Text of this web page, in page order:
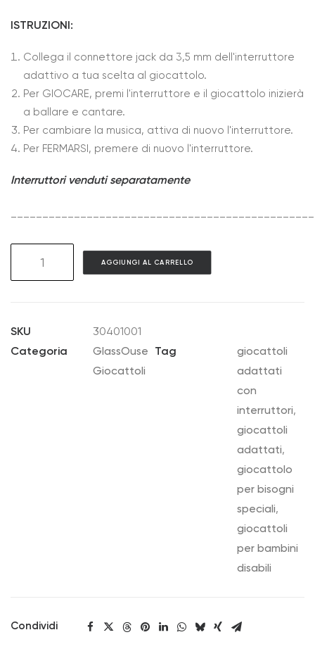
ISTRUZIONI:
Collega il connettore jack da 3,5 mm dell'interruttore
adattivo a tua scelta al giocattolo.
Per GIOCARE, premi l'interruttore e il giocattolo inizierà
a ballare e cantare.
Per cambiare la musica, attiva di nuovo l'interruttore.
Per FERMARSI, premere di nuovo l'interruttore.
Interruttori venduti separatamente
Sunflower
AGGIUNGI AL CARRELLO
SKU
30401001
Categoria
GlassOuse
Giocattoli
Tag
giocattoli
adattati
con
interruttori,
giocattoli
adattati,
giocattolo
per bisogni
speciali,
giocattoli
per bambini
disabili
Condividi